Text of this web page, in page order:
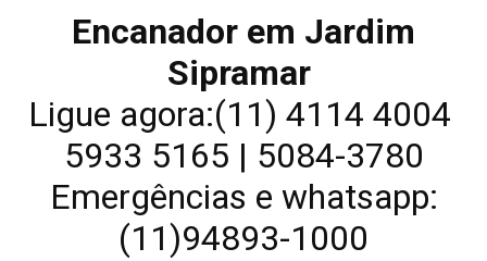
Encanador em Jardim
Sipramar
Ligue agora:(11) 4114 4004
5933 5165 | 5084-3780
Emergências e whatsapp:
(11)94893-1000